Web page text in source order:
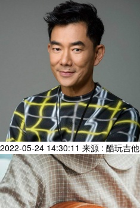
2022-05-24 14:30:11 来源 : 酷玩吉他